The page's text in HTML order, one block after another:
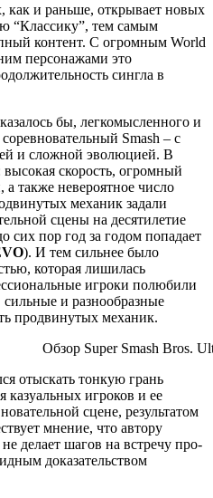
как и раньше, открывает новых
“Классику”, тем самым
контент. С огромным World
персонажами это
сингла в
бы, легкомысленного и
соревновательный Smash – с
и сложной эволюцией. В
высокая скорость, огромный
также невероятное число
механик задали
сцены на десятилетие
сих пор год за годом попадает
). И тем сильнее было
которая лишилась
игроки полюбили
сильные и разнообразные
продвинутых механик.
отыскать тонкую грань
игроков и ее
сцене, результатом
мнение, что автору
делает шагов на встречу про-
доказательством